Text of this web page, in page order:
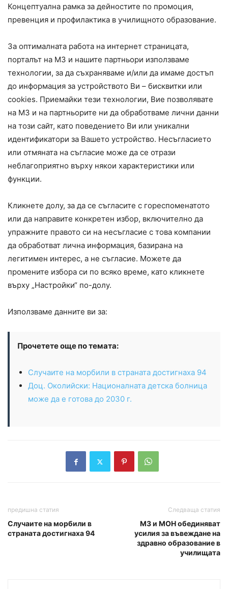
Концептуална рамка за дейностите по промоция,
превенция и профилактика в училищното образование.
За оптималната работа на интернет страницата,
порталът на МЗ и нашите партньори използваме
технологии, за да съхраняваме и/или да имаме достъп
до информация за устройството Ви – бисквитки или
cookies. Приемайки тези технологии, Вие позволявате
на МЗ и на партньорите ни да обработваме лични данни
на този сайт, като поведението Ви или уникални
идентификатори за Вашето устройство. Несъгласието
или отмяната на съгласие може да се отрази
неблагоприятно върху някои характеристики или
функции.
Кликнете долу, за да се съгласите с гореспоменатото
или да направите конкретен избор, включително да
упражните правото си на несъгласие с това компании
да обработват лична информация, базирана на
легитимен интерес, а не съгласие. Можете да
промените избора си по всяко време, като кликнете
върху „Настройки“ по-долу.
Използваме данните ви за:
Прочетете още по темата:
Случаите на морбили в страната достигнаха 94
Доц. Околийски: Националната детска болница
може да е готова до 2030 г.
предишна статия
Случаите на морбили в
страната достигнаха 94
Следваща статия
МЗ и МОН обединяват
усилия за въвеждане на
здравно образование в
училищата